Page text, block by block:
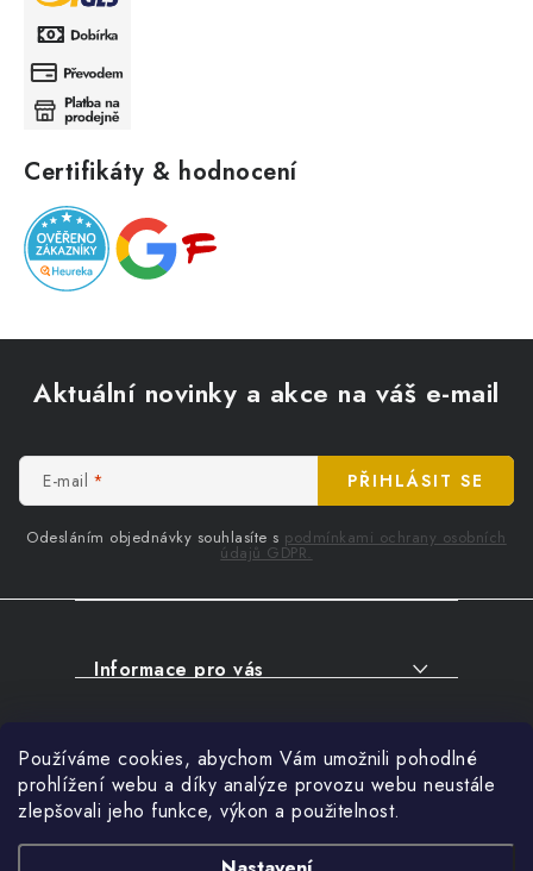
Používáme cookies, abychom Vám umožnili pohodlné
prohlížení webu a díky analýze provozu webu neustále
zlepšovali jeho funkce, výkon a použitelnost.
Certifikáty & hodnocení
Aktuální novinky a akce na váš e-mail
E-mail
Odesláním objednávky souhlasíte s podmínkami ochrany osobních
údajů GDPR.
PŘIHLÁSIT SE
Informace pro vás
SERVIS
FIRMY, ŠKOLY, PARTNEŘI
ARTHAS MAGAZÍN
Facebook
Přihlášení